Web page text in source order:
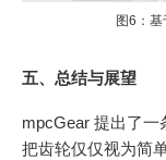
图6：基
五、总结与展望
mpcGear 提出了一
把齿轮仅仅视为简